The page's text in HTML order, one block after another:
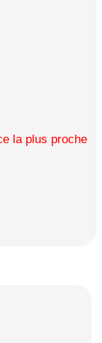
la plus proche